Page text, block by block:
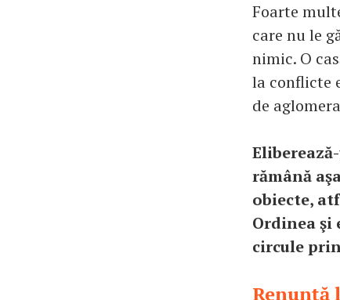
Foarte
care nu le
nimic. O
la conflicte
de
rămână
obiecte,
Ordinea şi
circule
Renunţă